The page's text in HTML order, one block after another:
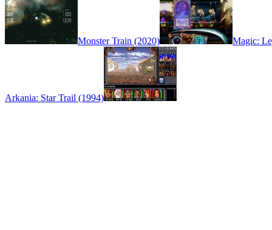
Monster Train (2020) Magic:
Arkania: Star Trail (1994)